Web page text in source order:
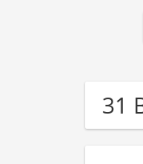
31